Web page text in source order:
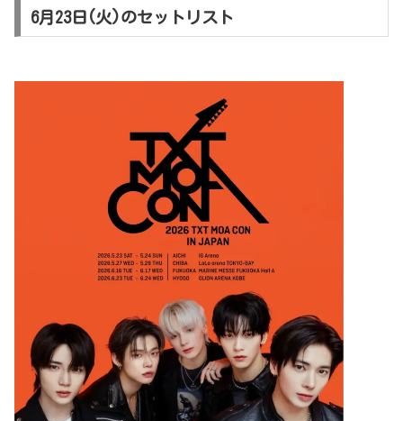
6月23日(火)のセットリスト